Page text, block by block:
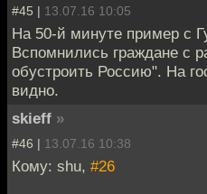
#45 | 13.07.16 10:05
На 50-й минуте пример с
Вспомнились граждане с
обустроить Россию". На
видно.
skieff »
#46 | 13.07.16 10:38
Кому: shu, #26